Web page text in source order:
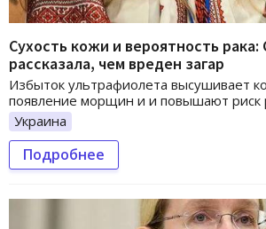
Сухость кожи и вероятность рака:
рассказала, чем вреден загар
Избыток ультрафиолета высушивает
появление морщин и и повышают риск
Украина
Подробнее